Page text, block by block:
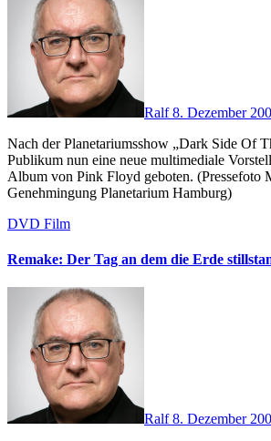
Ralf8. Dezember
Nach der Planetariumsshow „Dark Side Of The Moon“ wird dem
Publikum nun eine neue multimediale
Album von Pink Floyd geboten. (Pressefoto
Genehmingung Planetarium Hamburg)
DVD Film
Remake: Der Tag an dem die Erde
Ralf8. Dezember